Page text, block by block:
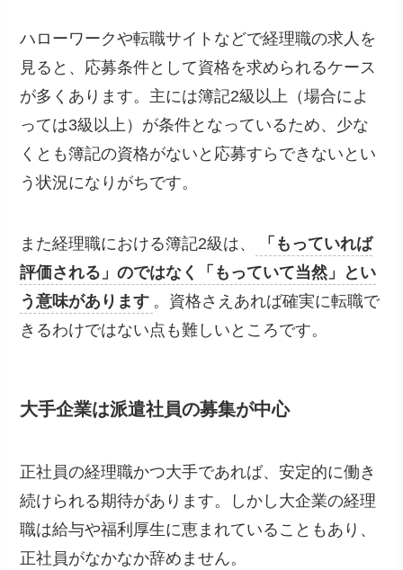
ハローワークや転職サイトなどで経理職の求人を
見ると、応募条件として資格を求められるケース
が多くあります。主には簿記2級以上（場合によ
っては3級以上）が条件となっているため、少な
くとも簿記の資格がないと応募すらできないとい
う状況になりがちです。
また経理職における簿記2級は、
「もっていれば
評価される」のではなく「もっていて当然」とい
う意味があります 。資格さえあれば確実に転職で
きるわけではない点も難しいところです。
大手企業は派遣社員の募集が中心
正社員の経理職かつ大手であれば、安定的に働き
続けられる期待があります。しかし大企業の経理
職は給与や福利厚生に恵まれていることもあり、
正社員がなかなか辞めません。